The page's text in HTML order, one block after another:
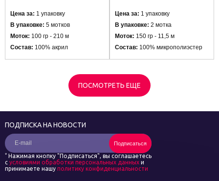
Цена за: 1 упаковку
В упаковке: 5 мотков
Моток: 100 гр - 210 м
Состав: 100% акрил
Цена за: 1 упаковку
В упаковке: 2 мотка
Моток: 150 гр - 11,5 м
Состав: 100% микрополиэстер
ПОСМОТРЕТЬ ЕЩЕ
ПОДПИСКА НА НОВОСТИ
Подписаться
* Нажимая кнопку "Подписаться", вы соглашаетесь
с условиями обработки персональных данных и
принимаете нашу политику конфиденциальности